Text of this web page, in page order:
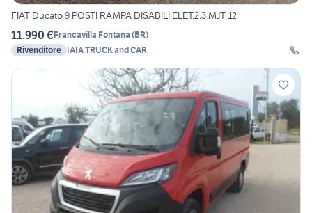
FIAT Ducato 9 POSTI RAMPA DISABILI ELET.2.3 MJT 12
11.990 €Francavilla Fontana (BR)
Rivenditore IAIA TRUCK and CAR